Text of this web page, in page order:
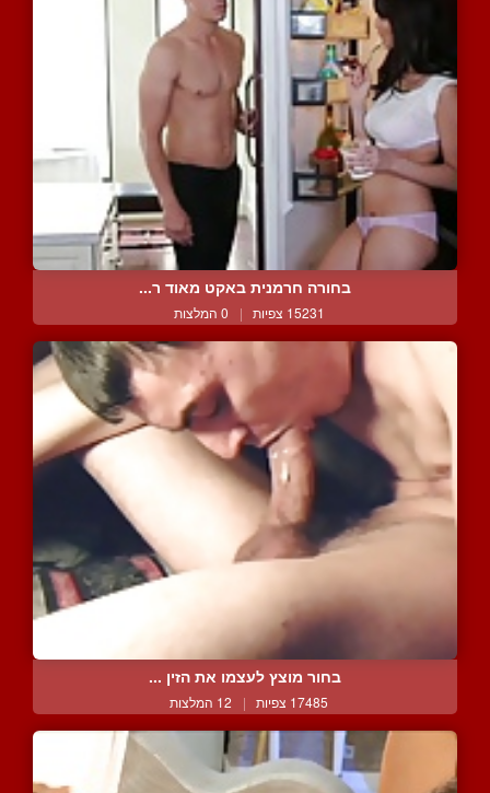
בחורה חרמנית באקט מאוד ר...
15231 צפיות | 0 המלצות
בחור מוצץ לעצמו את הזין ...
17485 צפיות | 12 המלצות